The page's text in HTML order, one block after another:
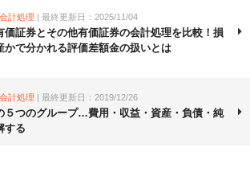
計処理 | 最終更新日：2025/11/04
価証券とその他有価証券の会計処理を比較！損
かで分かれる評価差額金の扱いとは
計処理 | 最終更新日：2019/12/26
５つのグループ…費用・収益・資産・負債・純
する